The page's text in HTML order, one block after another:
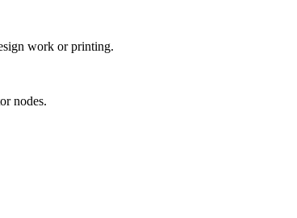
work or printing.
nodes.